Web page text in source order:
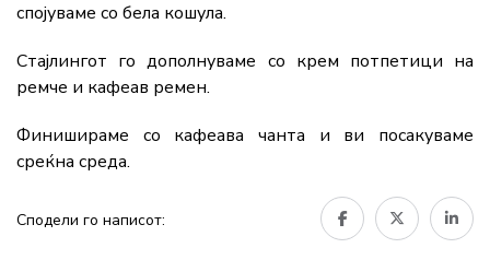
спојуваме со бела кошула.
Стајлингот го дополнуваме со крем потпетици на
ремче и кафеав ремен.
Финишираме со кафеава чанта и ви посакуваме
среќна среда.
Сподели го написот: